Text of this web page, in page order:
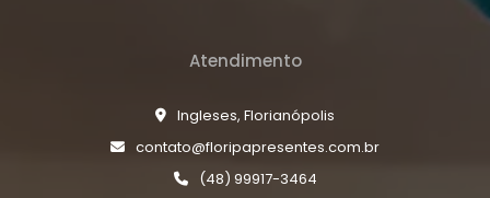
Atendimento
Ingleses, Florianópolis
contato@floripapresentes.com.br
(48) 99917-3464